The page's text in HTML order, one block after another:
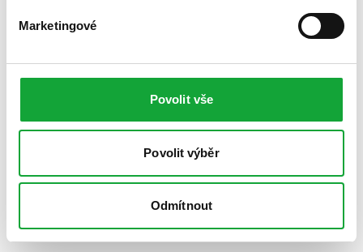
Marketingové
Povolit vše
Povolit výběr
Odmítnout